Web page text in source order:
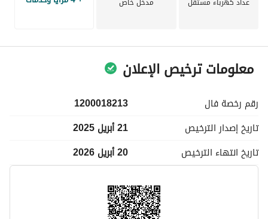
معلومات ترخيص الإعلان
رقم رخصة فال
1200018213
تاريخ إصدار الترخيص
21 أبريل 2025
تاريخ انتهاء الترخيص 20 أبريل 2026